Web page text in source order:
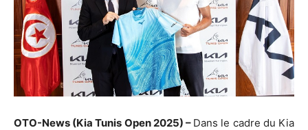
OTO-News (Kia Tunis Open 2025) – Dans le cadre du Kia